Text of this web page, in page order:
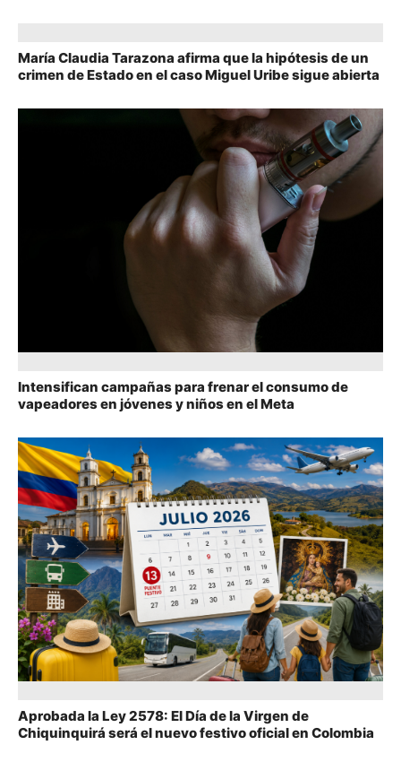
María Claudia Tarazona afirma que la hipótesis de un
crimen de Estado en el caso Miguel Uribe sigue abierta
Intensifican campañas para frenar el consumo de
vapeadores en jóvenes y niños en el Meta
Aprobada la Ley 2578: El Día de la Virgen de
Chiquinquirá será el nuevo festivo oficial en Colombia